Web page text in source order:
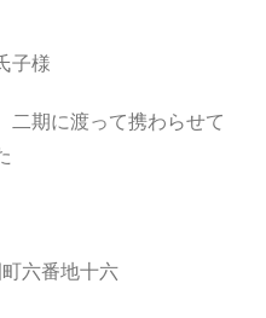
子様
二期に渡って携わらせて
町六番地十六